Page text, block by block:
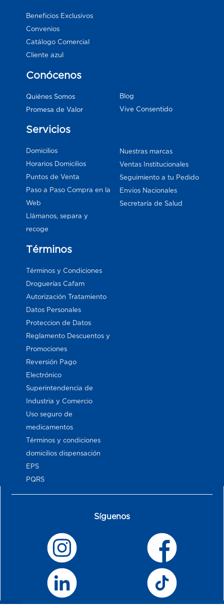
Beneficios Exclusivos
Convenios
Catálogo Comercial
Cliente azul
Conócenos
Quiénes Somos
Promesa de Valor
Blog
Vive Consentido
Servicios
Domicilios
Horarios Domicilios
Puntos de Venta
Paso a Paso Compra en la
Web
Llámanos, separa y
recoge
Nuestras marcas
Ventas Institucionales
Seguimiento a tu Pedido
Envios Nacionales
Secretaría de Salud
Términos
Términos y Condiciones
Droguerías Cafam
Autorización Tratamiento
Datos Personales
Proteccion de Datos
Reglamento Descuentos y
Promociones
Reversión Pago
Electrónico
Superintendencia de
Industria y Comercio
Uso seguro de
medicamentos
Términos y condiciones
domicilios dispensación
EPS
PQRS
Síguenos